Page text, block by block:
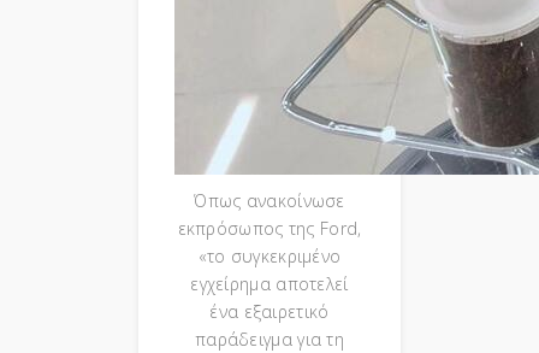
Όπως ανακοίνωσε
εκπρόσωπος της Ford,
«το συγκεκριμένο
εγχείρημα αποτελεί
ένα εξαιρετικό
παράδειγμα για τη